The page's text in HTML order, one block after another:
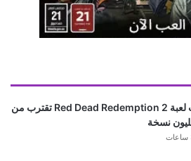
مبيعات لعبة Red Dead Redemption 2 تقترب من